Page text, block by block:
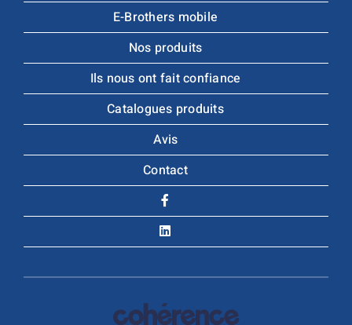
E-Brothers mobile
Nos produits
Ils nous ont fait confiance
Catalogues produits
Avis
Contact